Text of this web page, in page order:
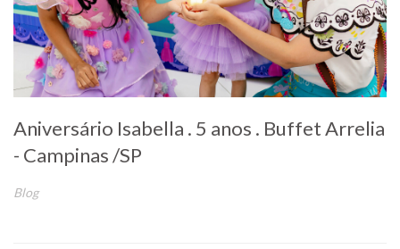
Aniversário Isabella . 5 anos . Buffet Arrelia
- Campinas /SP
Blog